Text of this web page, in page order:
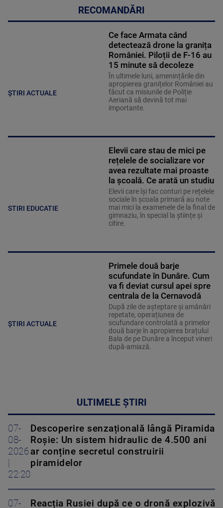
RECOMANDĂRI
ȘTIRI ACTUALE
Ce face Armata când
detectează drone la granița
României. Piloții de F-16 au
15 minute să decoleze
În ultimele luni, amenințările din
apropierea granițelor României au
făcut ca misiunile de Poliție
Aeriană să devină tot mai
importante.
STIRI EDUCATIE
Elevii care stau de mici pe
rețelele de socializare vor
avea rezultate mai proaste
la școală. Ce arată un studiu
Elevii care îşi fac conturi pe rețelele
sociale în școala primară au note
mai mici la examenele de la final de
gimnaziu, în special la științe și
citire.
ȘTIRI ACTUALE
Primele două barje
scufundate în Dunăre. Cum
va fi deviat cursul apei spre
centrala de la Cernavodă
După zile de așteptare și amânări
repetate, operațiunea de
scufundare controlată a primelor
două barje în apropierea brațului
Bala de pe Dunăre a început vineri
după-amiază.
ULTIMELE ȘTIRI
07-
08-
2026
22:20
Descoperire senzațională lângă Piramida
Roșie: Un sistem hidraulic de 4.500 ani
ar conține secretul construirii
piramidelor
07-
Reacția Rusiei după ce o dronă explozivă